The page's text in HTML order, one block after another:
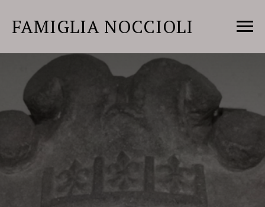
FAMIGLIA NOCCIOLI